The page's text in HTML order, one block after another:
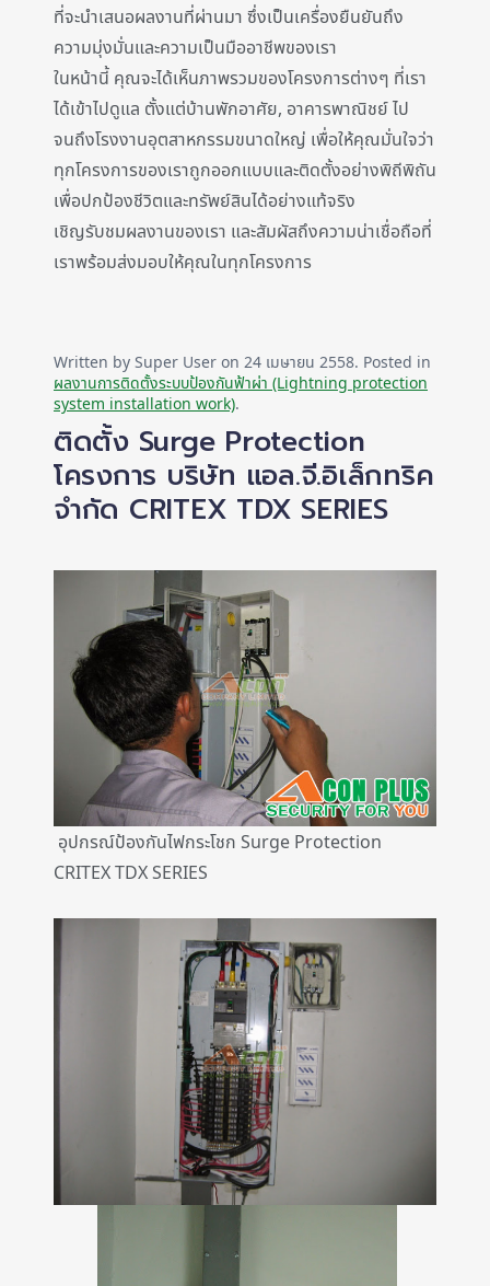
ที่จะนำเสนอผลงานที่ผ่านมา ซึ่งเป็นเครื่องยืนยันถึง
ความมุ่งมั่นและความเป็นมืออาชีพของเรา
ในหน้านี้ คุณจะได้เห็นภาพรวมของโครงการต่างๆ ที่เรา
ได้เข้าไปดูแล ตั้งแต่บ้านพักอาศัย, อาคารพาณิชย์ ไป
จนถึงโรงงานอุตสาหกรรมขนาดใหญ่ เพื่อให้คุณมั่นใจว่า
ทุกโครงการของเราถูกออกแบบและติดตั้งอย่างพิถีพิถัน
เพื่อปกป้องชีวิตและทรัพย์สินได้อย่างแท้จริง
เชิญรับชมผลงานของเรา และสัมผัสถึงความน่าเชื่อถือที่
เราพร้อมส่งมอบให้คุณในทุกโครงการ
Written by Super User on 24 เมษายน 2558. Posted in
ผลงานการติดตั้งระบบป้องกันฟ้าผ่า (Lightning protection
system installation work).
ติดตั้ง Surge Protection
โครงการ บริษัท แอล.จี.อิเล็กทริค
จำกัด CRITEX TDX SERIES
อุปกรณ์ป้องกันไฟกระโชก Surge Protection
CRITEX TDX SERIES